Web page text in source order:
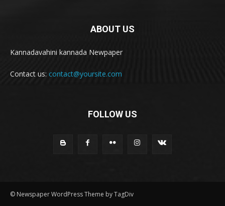
ABOUT US
Kannadavahini kannada Newpaper
Contact us: contact@yoursite.com
FOLLOW US
© Newspaper WordPress Theme by TagDiv